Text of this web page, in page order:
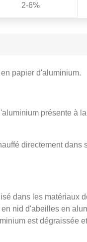
2-6%
papier d'aluminium.
présente à
directement dans
dans les matériaux
nid d'abeilles en
est dégraissée